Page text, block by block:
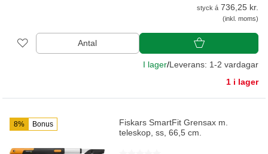
styck á 736,25 kr.
(inkl. moms)
Antal
I lager/Leverans: 1-2 vardagar
1 i lager
8% Bonus
Fiskars SmartFit Grensax m.
teleskop, ss, 66,5 cm.